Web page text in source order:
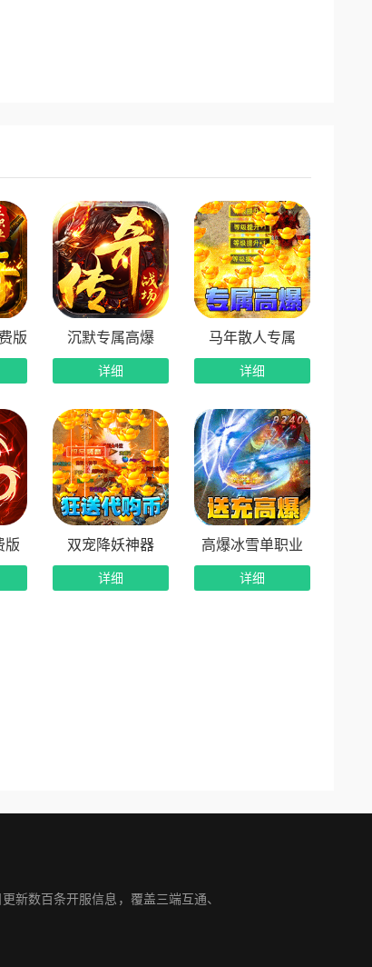
藏福利等你来解锁，发育全程不缺资源。
版 沉默专属高爆
详细
马年散人专属
详细
版 双宠降妖神器
详细
高爆冰雪单职业
详细
新数百条开服信息，覆盖三端互通、